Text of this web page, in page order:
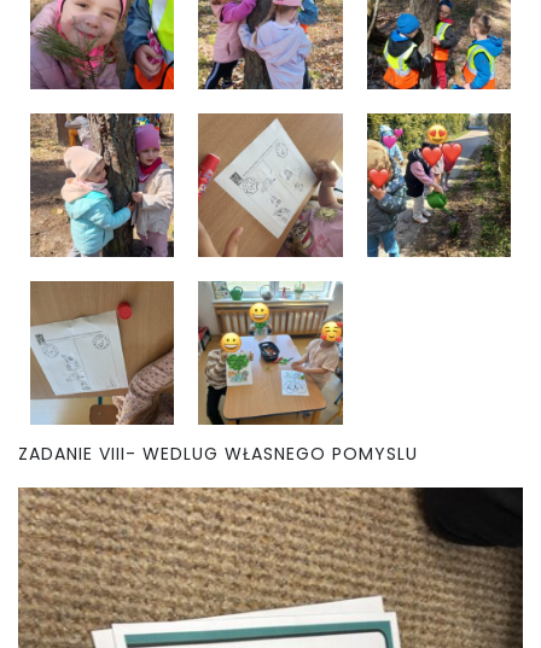
ZADANIE VIII- WEDLUG WŁASNEGO POMYSLU